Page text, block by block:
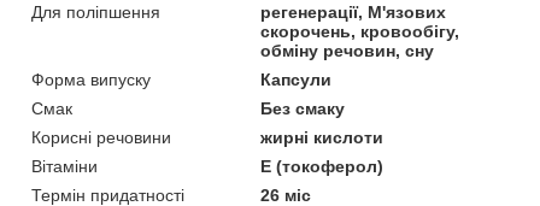
Для поліпшення
регенерації, М'язових
скорочень, кровообігу,
обміну речовин, сну
Форма випуску
Капсули
Смак
Без смаку
Корисні речовини
жирні кислоти
Вітаміни
Е (токоферол)
Термін придатності
26 міс